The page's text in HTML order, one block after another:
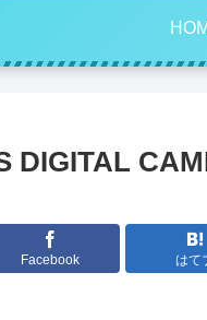
DIGITAL
Facebook はて